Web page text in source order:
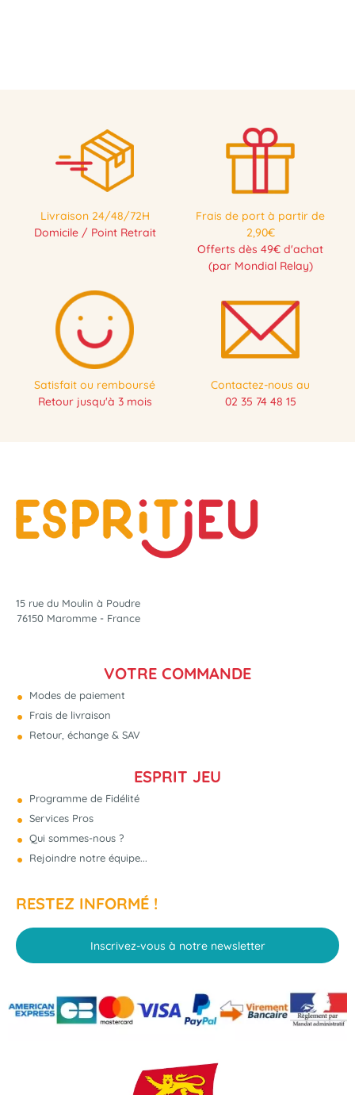
Livraison 24/48/72H
Domicile / Point Retrait
Frais de port à partir de
2,90€
Offerts dès 49€ d'achat
(par Mondial Relay)
Satisfait ou remboursé
Retour jusqu'à 3 mois
Contactez-nous au
02 35 74 48 15
15 rue du Moulin à Poudre
76150 Maromme - France
VOTRE COMMANDE
Modes de paiement
Frais de livraison
Retour, échange & SAV
ESPRIT JEU
Programme de Fidélité
Services Pros
Qui sommes-nous ?
Rejoindre notre équipe...
RESTEZ INFORMÉ !
Inscrivez-vous à notre newsletter